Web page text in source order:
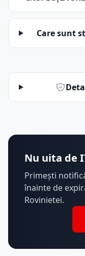
Care sunt
Nu uita de
Primești
înainte de
Rovinietei.